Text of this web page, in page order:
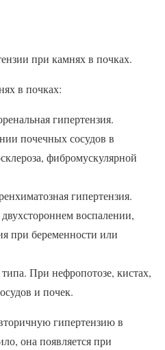
при камнях в почках.
в почках:
гипертензия.
почечных сосудов в
фибромускулярной
гипертензия.
воспалении,
при беременности или
При нефропотозе, кистах,
и почек.
гипертензию в
она появляется при